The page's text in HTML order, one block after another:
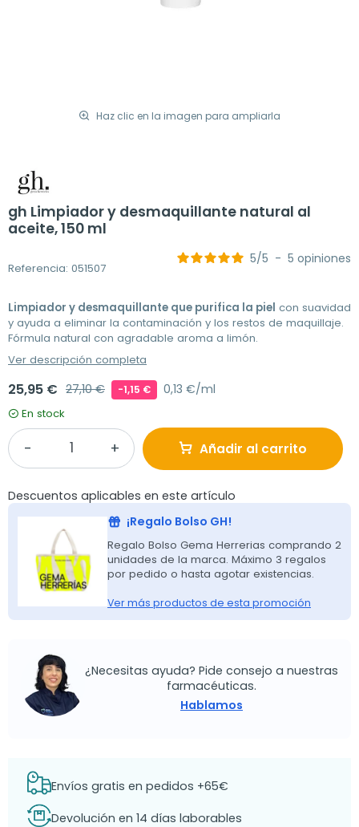
Haz clic en la imagen para ampliarla
gh Limpiador y desmaquillante natural al
aceite, 150 ml
Referencia: 051507
5/5 - 5 opiniones
Limpiador y desmaquillante que purifica la piel con suavidad
y ayuda a eliminar la contaminación y los restos de maquillaje.
Fórmula natural con agradable aroma a limón.
Ver descripción completa
25,95 € 27,10 € -1,15 € 0,13 €/ml
En stock
Añadir al carrito
Descuentos aplicables en este artículo
¡Regalo Bolso GH!
Regalo Bolso Gema Herrerias comprando 2
unidades de la marca. Máximo 3 regalos
por pedido o hasta agotar existencias.
Ver más productos de esta promoción
¿Necesitas ayuda? Pide consejo a nuestras
farmacéuticas.
Hablamos
Envíos gratis en pedidos +65€
Devolución en 14 días laborables